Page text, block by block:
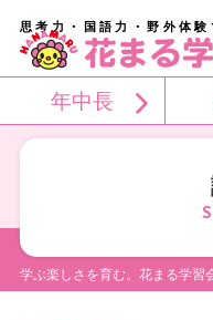
思考力・国語力・野外体
年中長
学ぶ楽しさを育む。花まる学習